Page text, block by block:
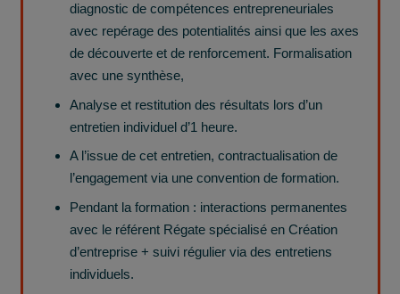
diagnostic de compétences entrepreneuriales
avec repérage des potentialités ainsi que les axes
de découverte et de renforcement. Formalisation
avec une synthèse,
Analyse et restitution des résultats lors d’un
entretien individuel d’1 heure.
A l’issue de cet entretien, contractualisation de
l’engagement via une convention de formation.
Pendant la formation : interactions permanentes
avec le référent Régate spécialisé en Création
d’entreprise + suivi régulier via des entretiens
individuels.